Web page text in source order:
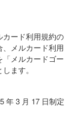
ード利用規約の
メルカード利用
メルカードゴー
ます。
年 3 月 17 日制定